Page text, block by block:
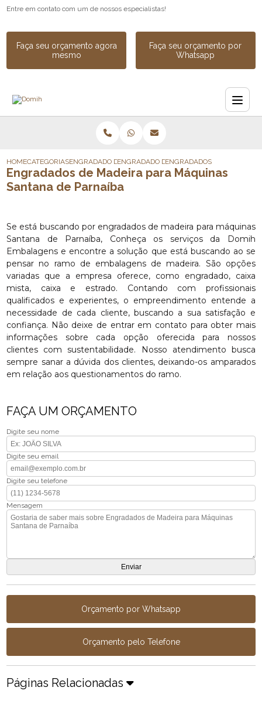
Entre em contato com um de nossos especialistas!
Faça seu orçamento agora
mesmo
Faça seu orçamento por
Whatsapp
HOMECATEGORIASENGRADADO DE MADEIRAENGRADADO DE MADEIRA INDUSTRIAL
ENGRADADOS DE MADEIRA
Engradados de Madeira para Máquinas
Santana de Parnaíba
Se está buscando por engradados de madeira para máquinas
Santana de Parnaíba, Conheça os serviços da Domih
Embalagens e encontre a solução que está buscando ao se
pensar no ramo de embalagens de madeira. São opções
variadas que a empresa oferece, como engradado, caixa
mista, caixa e estrado. Contando com profissionais
qualificados e experientes, o empreendimento entende a
necessidade de cada cliente, buscando a sua satisfação e
confiança. Não deixe de entrar em contato para obter mais
informações sobre cada opção oferecida para nossos
clientes com sustentabilidade. Nosso atendimento busca
sempre sanar a dúvida dos clientes, deixando-os amparados
em relação aos questionamentos do ramo.
FAÇA UM ORÇAMENTO
Digite seu nome
Digite seu email
Digite seu telefone
Mensagem
Orçamento por Whatsapp
Orçamento pelo Telefone
Páginas Relacionadas